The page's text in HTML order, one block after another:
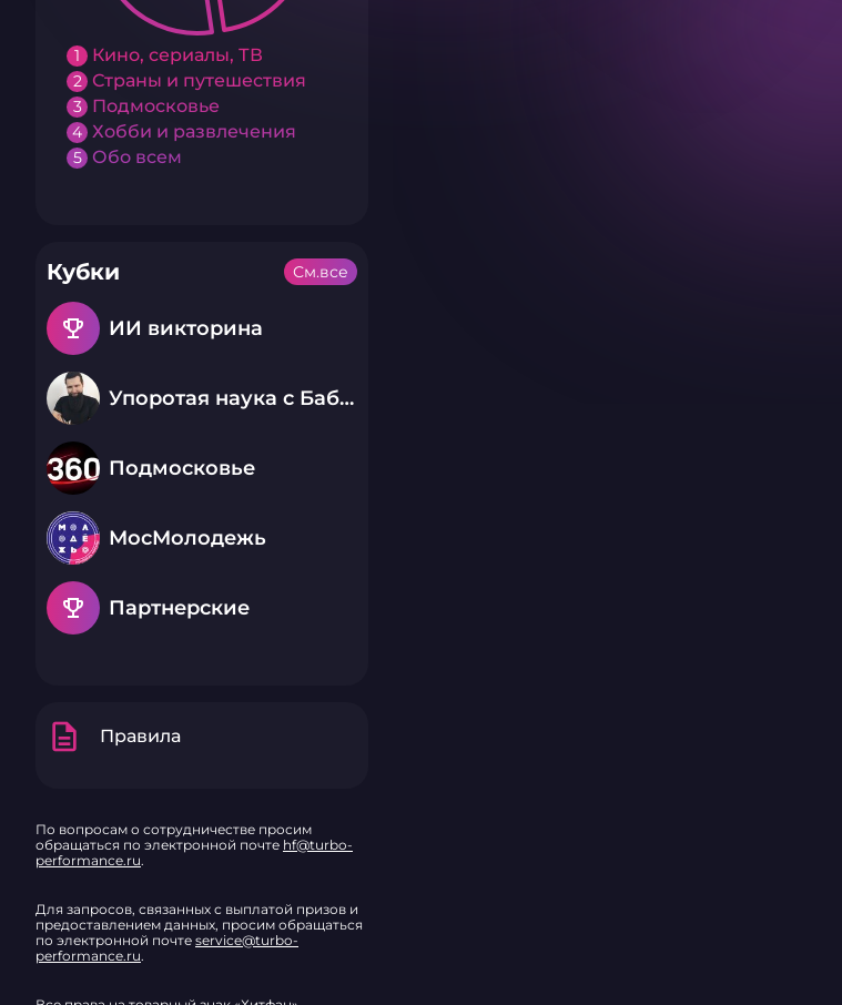
1 Кино, сериалы, ТВ
2 Страны и путешествия
3 Подмосковье
4 Хобби и развлечения
5 Обо всем
Кубки
emoji_events ИИ викторина
Упоротая наука с Бабаем Лютым
Подмосковье
МосМолодежь
emoji_events Партнерские
См.все
description Правила
По вопросам о сотрудничестве просим
обращаться по электронной почте hf@turbo-
performance.ru.
Для запросов, связанных с выплатой призов и
предоставлением данных, просим обращаться
по электронной почте service@turbo-
performance.ru.